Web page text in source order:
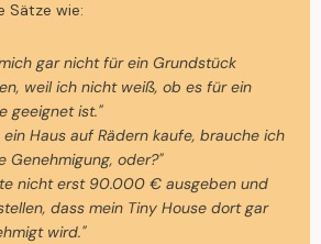
Sätze wie:
gar nicht für ein Grundstück
weil ich nicht weiß, ob es für ein
geeignet ist."
ein Haus auf Rädern kaufe, brauche ich
Genehmigung, oder?"
nicht erst 90.000 € ausgeben und
dass mein Tiny House dort gar
wird."